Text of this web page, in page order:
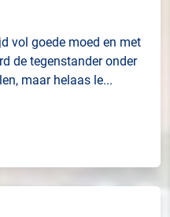
vol goede moed en met
de tegenstander onder
maar helaas le...